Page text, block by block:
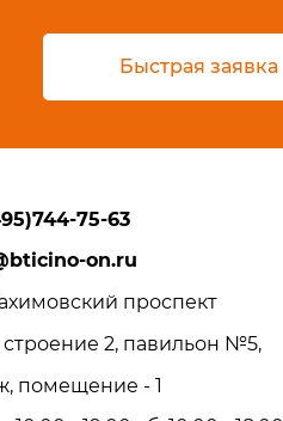
Быстрая заявка
75-63
on.ru
проспект
строение 2, павильон №5,
помещение - 1